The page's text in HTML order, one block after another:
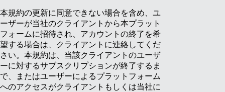
本規約の更新に同意できない場合を含め、ユ
ーザーが当社のクライアントから本プラット
フォームに招待され、アカウントの終了を希
望する場合は、クライアントに連絡してくだ
さい。本規約は、当該クライアントのユーザ
ーに対するサブスクリプションが終了するま
で、またはユーザーによるプラットフォーム
へのアクセスがクライアントもしくは当社に